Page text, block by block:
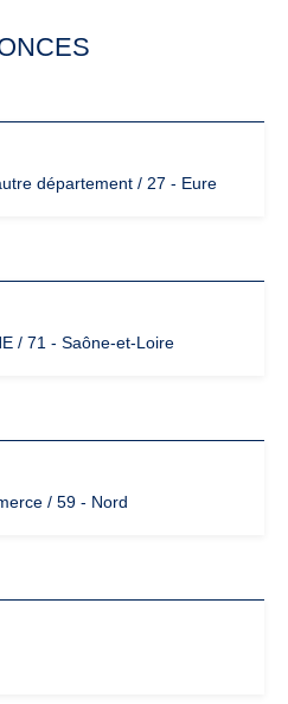
département / 27 - Eure
/ 71 - Saône-et-Loire
/ 59 - Nord